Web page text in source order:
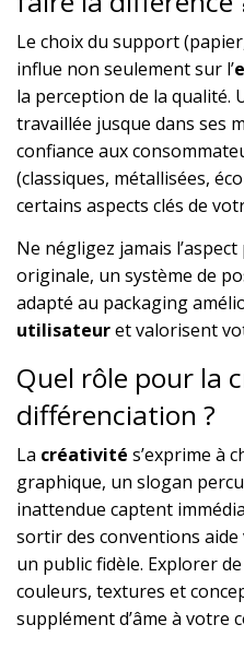
Le choix du support
influe non seulement sur l’
la perception de la qualité.
travaillée jusque dans ses
confiance aux
(classiques, métallisées,
certains aspects clés de
Ne négligez jamais
originale, un système de
adapté au packaging
utilisateuret valorisent
Quel rôle pour la
différenciation ?
La créativité s’exprime à
graphique, un slogan
inattendue captent
sortir des conventions
un public fidèle. Explorer
couleurs, textures et
supplément d’âme à votre